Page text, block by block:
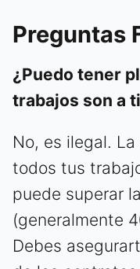
Preguntas
¿Puedo tener
trabajos son a
No, es ilegal.
todos tus
puede superar
(generalmente
Debes